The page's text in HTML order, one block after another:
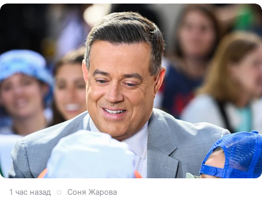
1 час назад Соня Жарова